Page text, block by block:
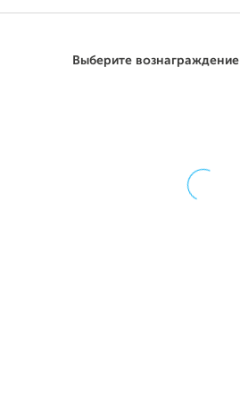
Выберите вознаграждение